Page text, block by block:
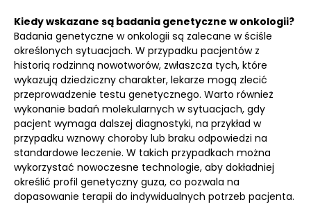
Kiedy wskazane są badania genetyczne w onkologii?
Badania genetyczne w onkologii są zalecane w ściśle
określonych sytuacjach. W przypadku pacjentów z
historią rodzinną nowotworów, zwłaszcza tych, które
wykazują dziedziczny charakter, lekarze mogą zlecić
przeprowadzenie testu genetycznego. Warto również
wykonanie badań molekularnych w sytuacjach, gdy
pacjent wymaga dalszej diagnostyki, na przykład w
przypadku wznowy choroby lub braku odpowiedzi na
standardowe leczenie. W takich przypadkach można
wykorzystać nowoczesne technologie, aby dokładniej
określić profil genetyczny guza, co pozwala na
dopasowanie terapii do indywidualnych potrzeb pacjenta.